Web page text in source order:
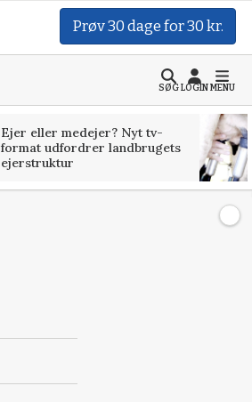
Prøv 30 dage for 30 kr.
SØGLOGINMENU
Ejer eller medejer? Nyt tv-
format udfordrer landbrugets
ejerstruktur